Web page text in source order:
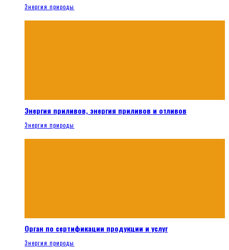
Энергия природы
Энергия приливов, энергия приливов и отливов
Энергия природы
Орган по сертификации продукции и услуг
Энергия природы